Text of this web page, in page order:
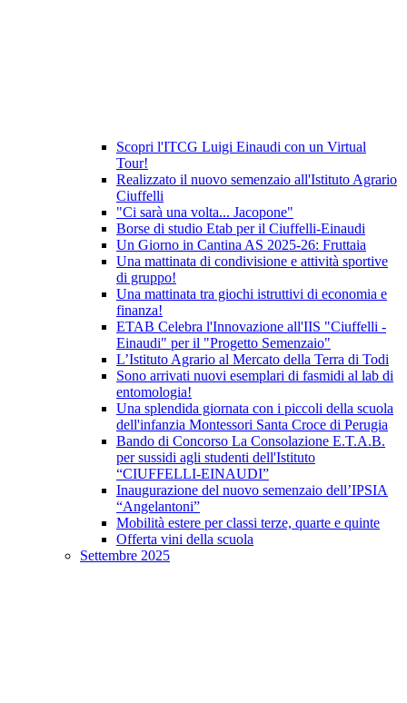
Scopri l'ITCG Luigi Einaudi con un Virtual
Tour!
Realizzato il nuovo semenzaio all'Istituto Agrario
Ciuffelli
"Ci sarà una volta... Jacopone"
Borse di studio Etab per il Ciuffelli-Einaudi
Un Giorno in Cantina AS 2025-26: Fruttaia
Una mattinata di condivisione e attività sportive
di gruppo!
Una mattinata tra giochi istruttivi di economia e
finanza!
ETAB Celebra l'Innovazione all'IIS "Ciuffelli -
Einaudi" per il "Progetto Semenzaio"
L’Istituto Agrario al Mercato della Terra di Todi
Sono arrivati nuovi esemplari di fasmidi al lab di
entomologia!
Una splendida giornata con i piccoli della scuola
dell'infanzia Montessori Santa Croce di Perugia
Bando di Concorso La Consolazione E.T.A.B.
per sussidi agli studenti dell'Istituto
“CIUFFELLI-EINAUDI”
Inaugurazione del nuovo semenzaio dell’IPSIA
“Angelantoni”
Mobilità estere per classi terze, quarte e quinte
Offerta vini della scuola
Settembre 2025